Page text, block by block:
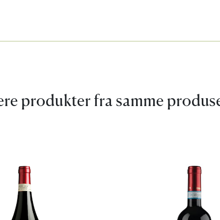
produkter fra samme